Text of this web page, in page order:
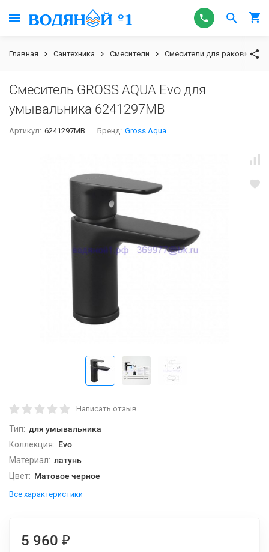
Главная Сантехника Смесители Смесители для раковины
Смеситель GROSS AQUA Evo для
умывальника 6241297MB
Артикул: 6241297MB Бренд: Gross Aqua
Написать отзыв
Тип: для умывальника
Коллекция: Evo
Материал: латунь
Цвет: Матовое черное
Все характеристики
5 960 ₽